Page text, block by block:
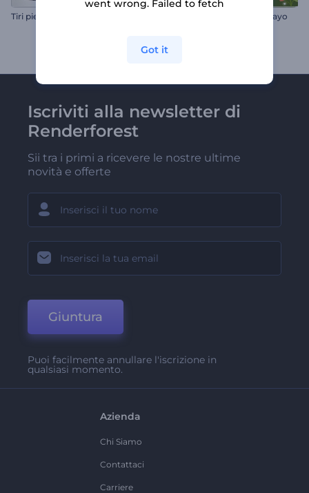
Tiri piegati Animazione del Cinco de Mayo
Iscriviti alla newsletter di
Renderforest
Sii tra i primi a ricevere le nostre ultime
novità e offerte
Giuntura
Puoi facilmente annullare l'iscrizione in
qualsiasi momento.
Azienda
Chi Siamo
Contattaci
Carriere
went wrong. Failed to fetch
Got it